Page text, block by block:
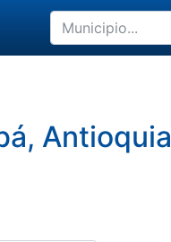
Antioquia